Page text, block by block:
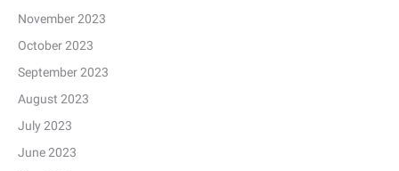
November 2023
October 2023
September 2023
August 2023
July 2023
June 2023